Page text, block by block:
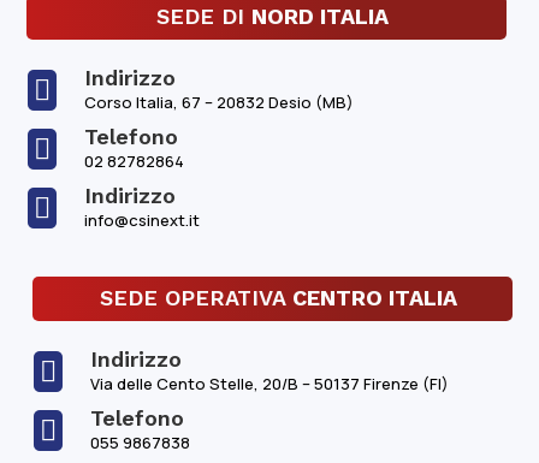
SEDE DI NORD ITALIA
 Indirizzo
Corso Italia, 67 – 20832 Desio (MB)
 Telefono
02 82782864
 Indirizzo
info@csinext.it
SEDE OPERATIVA CENTRO ITALIA
 Indirizzo
Via delle Cento Stelle, 20/B – 50137 Firenze (FI)
 Telefono
055 9867838